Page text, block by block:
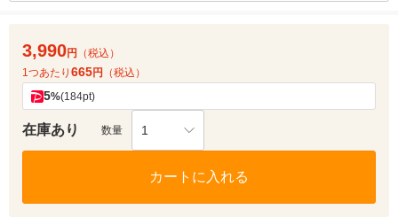
3,990円
（税込）
1つあたり 665円 （税込）
5%(184pt)
在庫あり 数量 1
カートに入れる